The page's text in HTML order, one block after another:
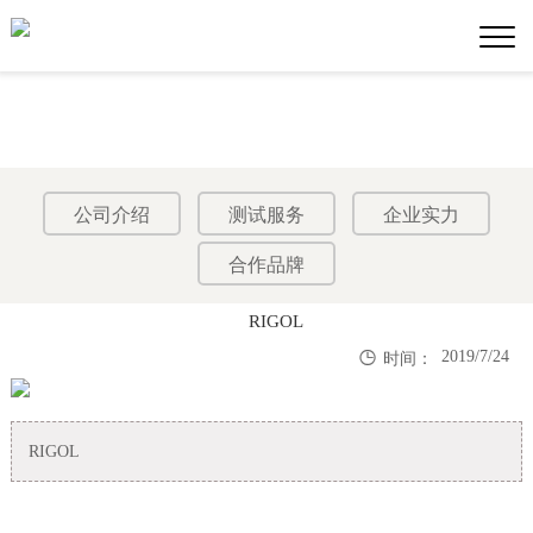
公司介绍 测试服务 企业实力
合作品牌
RIGOL
 时间： 2019/7/24
RIGOL